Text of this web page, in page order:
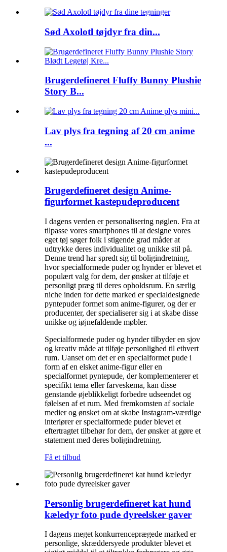
Sød Axolotl tøjdyr fra din...
Brugerdefineret Fluffy Bunny Plushie
Story B...
Lav plys fra tegning af 20 cm anime
...
Brugerdefineret design Anime-
figurformet kastepudeproducent
I dagens verden er personalisering nøglen. Fra at
tilpasse vores smartphones til at designe vores
eget tøj søger folk i stigende grad måder at
udtrykke deres individualitet og unikke stil på.
Denne trend har spredt sig til boligindretning,
hvor specialformede puder og hynder er blevet et
populært valg for dem, der ønsker at tilføje et
personligt præg til deres opholdsrum. En særlig
niche inden for dette marked er specialdesignede
pyntepuder formet som anime-figurer, og der er
producenter, der specialiserer sig i at skabe disse
unikke og iøjnefaldende møbler.
Specialformede puder og hynder tilbyder en sjov
og kreativ måde at tilføje personlighed til ethvert
rum. Uanset om det er en specialformet pude i
form af en elsket anime-figur eller en
specialformet pyntepude, der komplementerer et
specifikt tema eller farveskema, kan disse
genstande øjeblikkeligt forbedre udseendet og
følelsen af ​​et rum. Med fremkomsten af ​​sociale
medier og ønsket om at skabe Instagram-værdige
interiører er specialformede puder blevet et
eftertragtet tilbehør for dem, der ønsker at gøre et
statement med deres boligindretning.
Få et tilbud
Personlig brugerdefineret kat hund
kæledyr foto pude dyreelsker gaver
I dagens meget konkurrenceprægede marked er
personlige, skræddersyede produkter blevet et